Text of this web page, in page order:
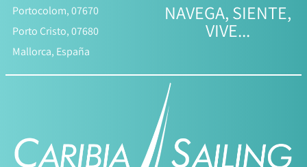
Portocolom, 07670
Porto Cristo, 07680
Mallorca, España
NAVEGA, SIENTE,
VIVE...